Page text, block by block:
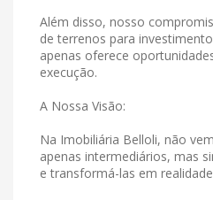
Além disso, nosso
de terrenos para
apenas oferece
execução.
A Nossa Visão:
Na Imobiliária Belloli, não
apenas intermediários, mas
e transformá-las em